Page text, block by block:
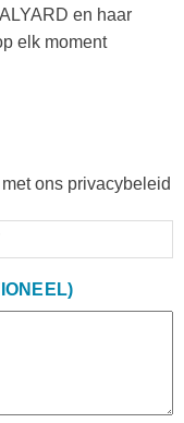
en haar
elk moment
ons privacybeleid